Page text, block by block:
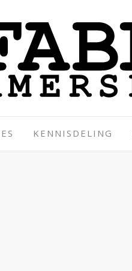
KENNISDELING